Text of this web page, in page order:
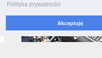
Polityka prywatności
Akceptuję